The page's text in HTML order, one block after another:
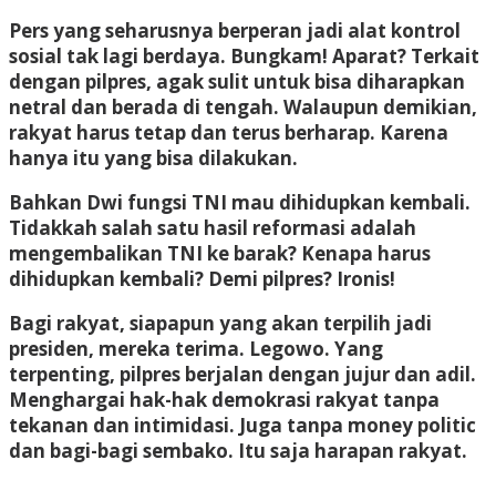
Pers yang seharusnya berperan jadi alat kontrol
sosial tak lagi berdaya. Bungkam! Aparat? Terkait
dengan pilpres, agak sulit untuk bisa diharapkan
netral dan berada di tengah. Walaupun demikian,
rakyat harus tetap dan terus berharap. Karena
hanya itu yang bisa dilakukan.
Bahkan Dwi fungsi TNI mau dihidupkan kembali.
Tidakkah salah satu hasil reformasi adalah
mengembalikan TNI ke barak? Kenapa harus
dihidupkan kembali? Demi pilpres? Ironis!
Bagi rakyat, siapapun yang akan terpilih jadi
presiden, mereka terima. Legowo. Yang
terpenting, pilpres berjalan dengan jujur dan adil.
Menghargai hak-hak demokrasi rakyat tanpa
tekanan dan intimidasi. Juga tanpa money politic
dan bagi-bagi sembako. Itu saja harapan rakyat.